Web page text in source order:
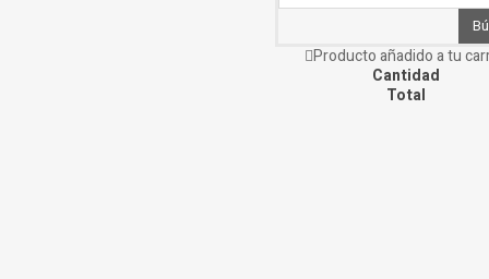
Producto añadido a tu
Cantidad
Total